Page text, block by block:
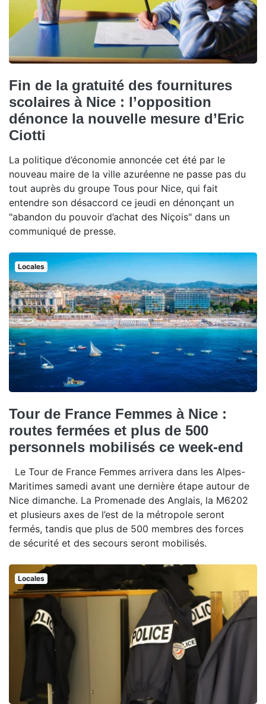
Fin de la gratuité des fournitures
scolaires à Nice : l’opposition
dénonce la nouvelle mesure d’Eric
Ciotti
La politique d’économie annoncée cet été par le
nouveau maire de la ville azuréenne ne passe pas du
tout auprès du groupe Tous pour Nice, qui fait
entendre son désaccord ce jeudi en dénonçant un
"abandon du pouvoir d’achat des Niçois" dans un
communiqué de presse.
Locales
Tour de France Femmes à Nice :
routes fermées et plus de 500
personnels mobilisés ce week-end
Le Tour de France Femmes arrivera dans les Alpes-
Maritimes samedi avant une dernière étape autour de
Nice dimanche. La Promenade des Anglais, la M6202
et plusieurs axes de l’est de la métropole seront
fermés, tandis que plus de 500 membres des forces
de sécurité et des secours seront mobilisés.
Locales